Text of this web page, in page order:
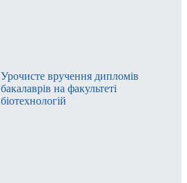
Урочисте вручення дипломів
бакалаврів на факультеті
біотехнологій